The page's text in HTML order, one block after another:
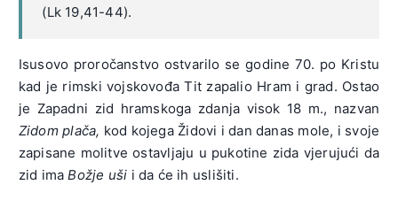
(Lk 19,41-44).
Isusovo proročanstvo ostvarilo se godine 70. po Kristu
kad je rimski vojskovođa Tit zapalio Hram i grad. Ostao
je Zapadni zid hramskoga zdanja visok 18 m., nazvan
Zidom plača, kod kojega Židovi i dan danas mole, i svoje
zapisane molitve ostavljaju u pukotine zida vjerujući da
zid imaBožje uši i da će ih uslišiti.